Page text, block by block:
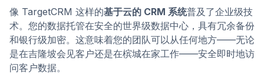
像 TargetCRM 这样的基于云的 CRM 系统普及了企业级技
术。您的数据托管在安全的世界级数据中心，具有冗余备份
和银行级加密。这意味着您的团队可以从任何地方——无论
是在吉隆坡会见客户还是在槟城在家工作——安全即时地访
问客户数据。